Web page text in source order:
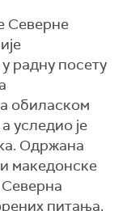
Северне
радну посету
обиласком
уследио је
Одржана
македонске
питања,